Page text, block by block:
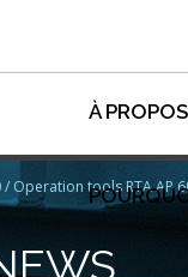
À PROPOS
/ Operation tools RTA AP